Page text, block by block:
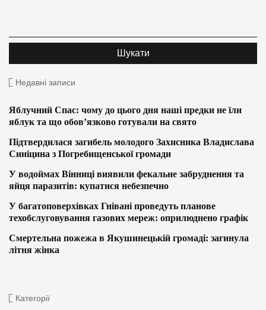
Недавні записи
Яблучний Спас: чому до цього дня наші предки не їли
яблук та що обов’язково готували на свято
Підтвердилася загибель молодого Захисника Владислава
Синіцина з Погребищенської громади
У водоймах Вінниці виявили фекальне забруднення та
яйця паразитів: купатися небезпечно
У багатоповерхівках Гнівані проведуть планове
техобслуговування газових мереж: оприлюднено графік
Смертельна пожежа в Якушинецькій громаді: загинула
літня жінка
Категорії